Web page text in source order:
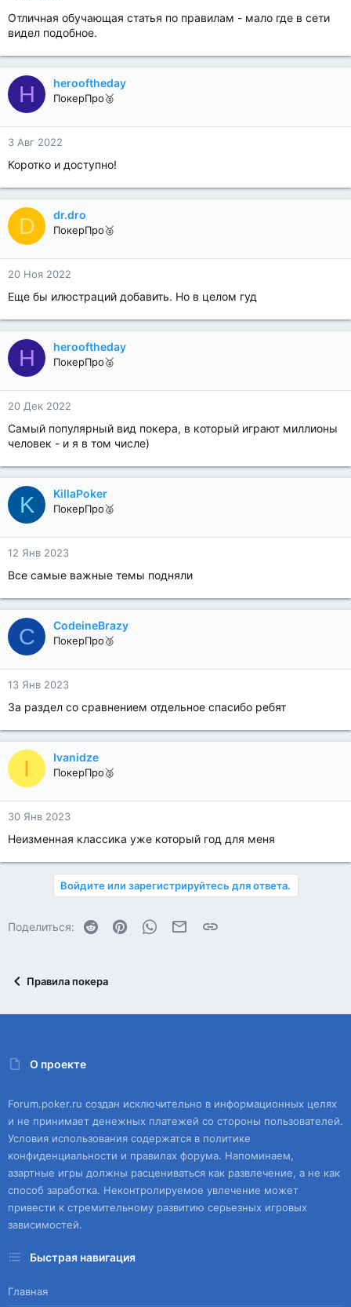
Отличная обучающая статья по правилам - мало где в сети
видел подобное.
H herooftheday
ПокерПро🥈
3 Авг 2022
Коротко и доступно!
D dr.dro
ПокерПро🥈
20 Ноя 2022
Еще бы илюстраций добавить. Но в целом гуд
H herooftheday
ПокерПро🥈
20 Дек 2022
Самый популярный вид покера, в который играют миллионы
человек - и я в том числе)
K KillaPoker
ПокерПро🥈
12 Янв 2023
Все самые важные темы подняли
C CodeineBrazy
ПокерПро🥉
13 Янв 2023
За раздел со сравнением отдельное спасибо ребят
I Ivanidze
ПокерПро🥈
30 Янв 2023
Неизменная классика уже который год для меня
Войдите или зарегистрируйтесь для ответа.
Поделиться: Reddit PinterestWhatsAppЭлектронная почта
Ссылка
Правила покера
О проекте
Forum.poker.ru создан исключительно в информационных целях
и не принимает денежных платежей со стороны пользователей.
Условия использования содержатся в политике
конфиденциальности и правилах форума. Напоминаем,
азартные игры должны расцениваться как развлечение, а не как
способ заработка. Неконтролируемое увлечение может
привести к стремительному развитию серьезных игровых
зависимостей.
Быстрая навигация
Главная